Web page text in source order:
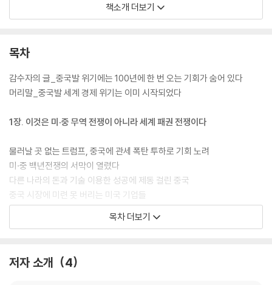
책에는 큰 변곡점에 있는 중국 경제 상황 속에서 어떤 산업에 투자 기회가
은 무엇인지 설명한다. 한국 내 최고 중국 경제·금융 전문가로 꼽히는 안유
했다. 중국발 경제 위기에 대한 독자적인 정세 판단을 통해 대처방안을 마
련해야 하는 한국기업과 정부 관계자, 투자자에게는 후회 없는 선택이 될
책소개 더보기
목차
감수자의 글_중국발 위기에는 100년에 한 번 오는 기회가 숨어 있다
머리말_중국발 세계 경제 위기는 이미 시작되었다
1장. 이것은 미·중 무역 전쟁이 아니라 세계 패권 전쟁이다
물러날 곳 없는 트럼프, 중국에 관세 폭탄 투하로 기회 노려
미·중 백년전쟁의 서막이 열렸다
다른 나라의 돈과 기술 이용한 성공에 제동 걸린 중국
중국 시장에 미련 못 버리는 미국 기업들
트럼프, 펜스의 입 빌려 중국에 선전포고
결코 윈윈할 수 없는 두 제국의 전쟁
미국 눈 밖에 난 화웨이, 세계 시장에서 배제되나?
목차 더보기
저자 소개 4